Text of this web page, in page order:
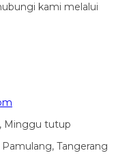
kami melalui
Minggu tutup
Pamulang, Tangerang